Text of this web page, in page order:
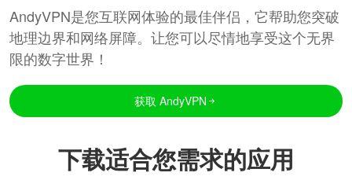
AndyVPN是您互联网体验的最佳伴侣，它帮助您突破
地理边界和网络屏障。让您可以尽情地享受这个无界
限的数字世界！
获取 AndyVPN
下载适合您需求的应用